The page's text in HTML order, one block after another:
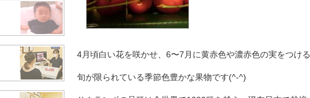
4月頃白い花を咲かせ、6〜7月に黄赤色や濃赤色の実をつけ
旬が限られている季節色豊かな果物です(^-^)